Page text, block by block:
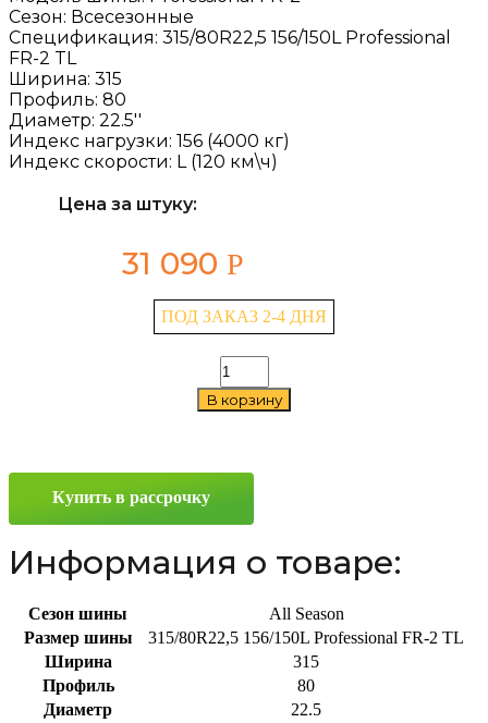
Сезон: Всесезонные
Спецификация: 315/80R22,5 156/150L Professional
FR-2 TL
Ширина: 315
Профиль: 80
Диаметр: 22.5''
Индекс нагрузки: 156 (4000 кг)
Индекс скорости: L (120 км\ч)
Цена за штуку:
31 090 Р
ПОД ЗАКАЗ 2-4 ДНЯ
Количество
товара
Cordiant
315/80
156/150L
В корзину
Купить в рассрочку
Информация о товаре:
Сезон шины
All Season
Размер шины
315/80R22,5 156/150L Professional FR-2 TL
Ширина
315
Профиль
80
Диаметр
22.5